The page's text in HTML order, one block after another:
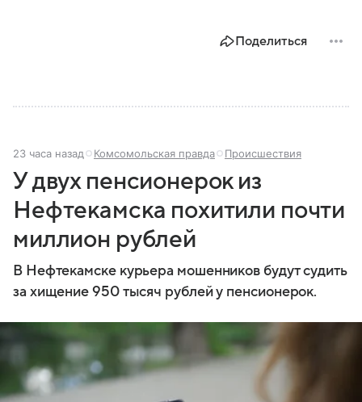
Поделиться
23 часа назад Комсомольская правда Происшествия
У двух пенсионерок из
Нефтекамска похитили почти
миллион рублей
В Нефтекамске курьера мошенников будут судить
за хищение 950 тысяч рублей у пенсионерок.